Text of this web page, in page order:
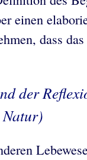
einen
dass
der
Natur)